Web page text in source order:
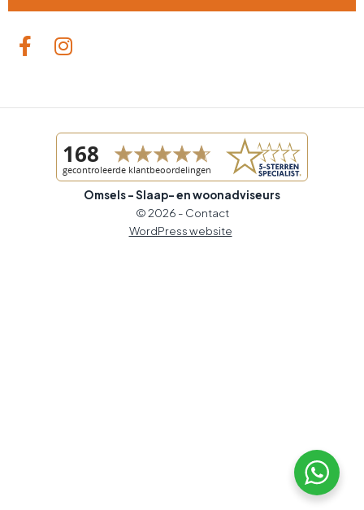
Omsels - Slaap- en woonadviseurs
© 2026 - Contact
WordPress website